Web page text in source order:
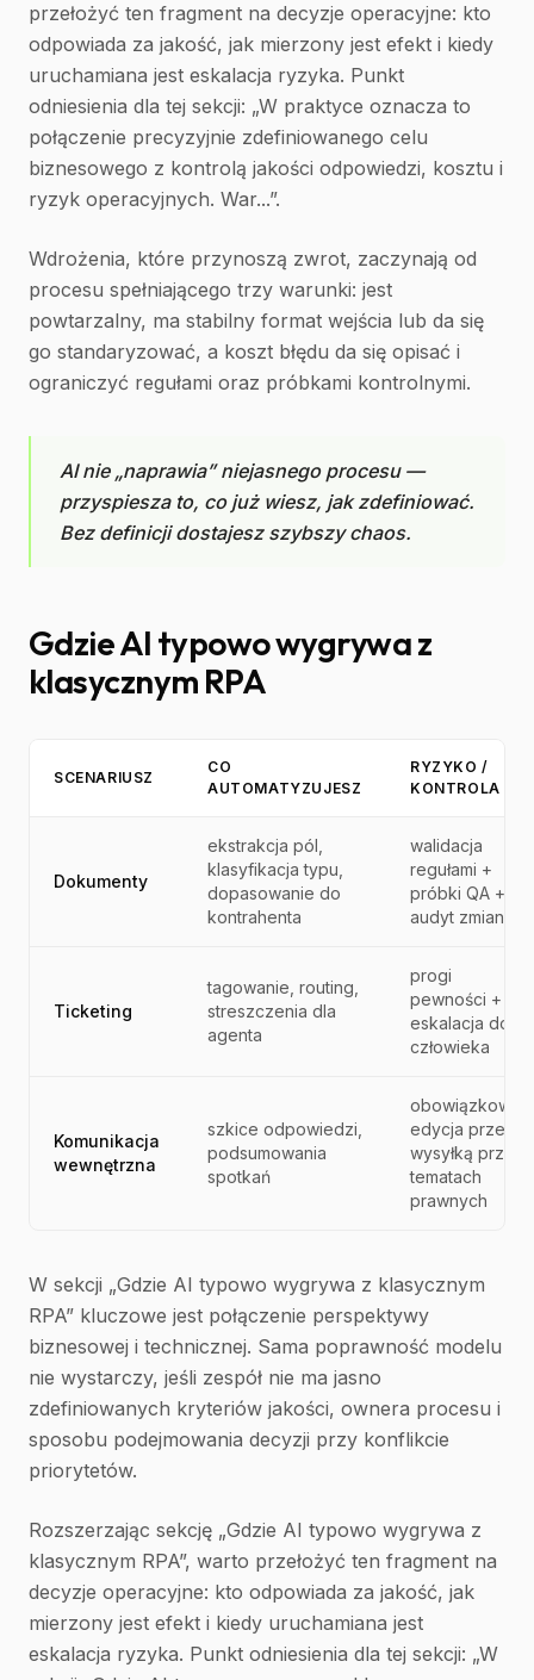
przełożyć ten fragment na decyzje operacyjne: kto
odpowiada za jakość, jak mierzony jest efekt i kiedy
uruchamiana jest eskalacja ryzyka. Punkt
odniesienia dla tej sekcji: „W praktyce oznacza to
połączenie precyzyjnie zdefiniowanego celu
biznesowego z kontrolą jakości odpowiedzi, kosztu i
ryzyk operacyjnych. War...”.
Wdrożenia, które przynoszą zwrot, zaczynają od
procesu spełniającego trzy warunki: jest
powtarzalny, ma stabilny format wejścia lub da się
go standaryzować, a koszt błędu da się opisać i
ograniczyć regułami oraz próbkami kontrolnymi.
AI nie „naprawia” niejasnego procesu —
przyspiesza to, co już wiesz, jak zdefiniować.
Bez definicji dostajesz szybszy chaos.
Gdzie AI typowo wygrywa z
klasycznym RPA
SCENARIUSZ
CO
AUTOMATYZUJESZ
RYZYKO /
KONTROLA
Dokumenty
ekstrakcja pól,
klasyfikacja typu,
dopasowanie do
kontrahenta
walidacja
regułami +
próbki QA +
audyt zmian
Ticketing
tagowanie, routing,
streszczenia dla
agenta
progi
pewności +
eskalacja do
człowieka
Komunikacja
wewnętrzna
szkice odpowiedzi,
podsumowania
spotkań
obowiązkowa
edycja przed
wysyłką przy
tematach
prawnych
W sekcji „Gdzie AI typowo wygrywa z klasycznym
RPA” kluczowe jest połączenie perspektywy
biznesowej i technicznej. Sama poprawność modelu
nie wystarczy, jeśli zespół nie ma jasno
zdefiniowanych kryteriów jakości, ownera procesu i
sposobu podejmowania decyzji przy konflikcie
priorytetów.
Rozszerzając sekcję „Gdzie AI typowo wygrywa z
klasycznym RPA”, warto przełożyć ten fragment na
decyzje operacyjne: kto odpowiada za jakość, jak
mierzony jest efekt i kiedy uruchamiana jest
eskalacja ryzyka. Punkt odniesienia dla tej sekcji: „W